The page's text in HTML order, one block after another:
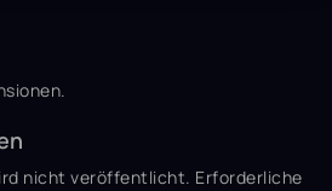
nicht veröffentlicht. Erforderliche